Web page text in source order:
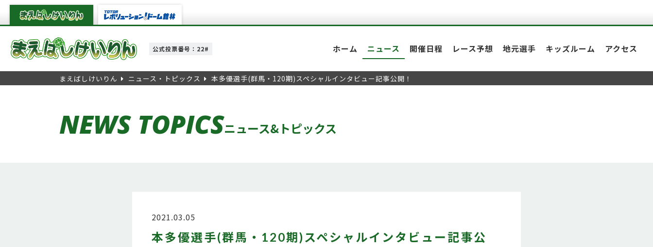
公式投票番号：22# ホーム ニュース 開催日程 レース予想 地元選手 キッズルーム アクセス
まえばしけいりん ニュース・トピックス 本多優選手(群馬・120期)スペシャルインタビュー記事公開！
NEWS TOPICSニュース&トピックス
2021.03.05
本多優選手(群馬・120期)スペシャルインタビュー記事公